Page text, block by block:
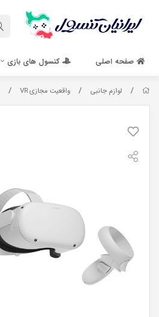
صفحه اصلی کنسول های بازی
/ لوازم جانبی / واقعیت مجازی VR /